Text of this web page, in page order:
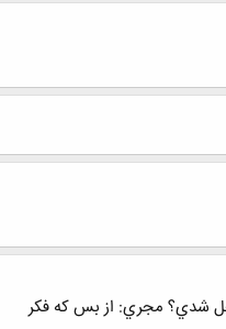
شدي؟ مجري: از بس که فکر